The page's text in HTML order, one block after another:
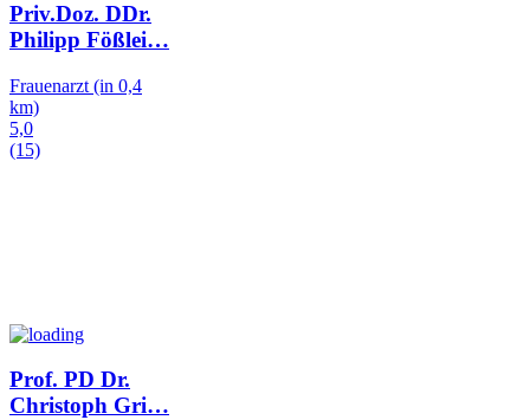
Priv.Doz. DDr.
Philipp Fößlei…
Frauenarzt (in 0,4
km)
5,0
(15)
Prof. PD Dr.
Christoph Gri…